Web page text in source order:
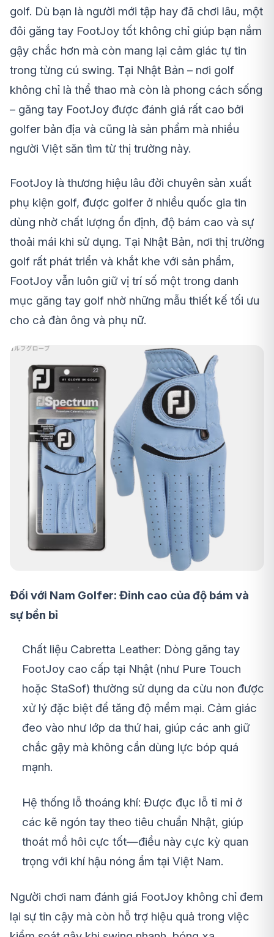
golf. Dù bạn là người mới tập hay đã chơi lâu, một
đôi găng tay FootJoy tốt không chỉ giúp bạn nắm
gậy chắc hơn mà còn mang lại cảm giác tự tin
trong từng cú swing. Tại Nhật Bản – nơi golf
không chỉ là thể thao mà còn là phong cách sống
– găng tay FootJoy được đánh giá rất cao bởi
golfer bản địa và cũng là sản phẩm mà nhiều
người Việt săn tìm từ thị trường này.
FootJoy là thương hiệu lâu đời chuyên sản xuất
phụ kiện golf, được golfer ở nhiều quốc gia tin
dùng nhờ chất lượng ổn định, độ bám cao và sự
thoải mái khi sử dụng. Tại Nhật Bản, nơi thị trường
golf rất phát triển và khắt khe với sản phẩm,
FootJoy vẫn luôn giữ vị trí số một trong danh
mục găng tay golf nhờ những mẫu thiết kế tối ưu
cho cả đàn ông và phụ nữ.
Đối với Nam Golfer: Đỉnh cao của độ bám và
sự bền bỉ
Chất liệu Cabretta Leather: Dòng găng tay
FootJoy cao cấp tại Nhật (như Pure Touch
hoặc StaSof) thường sử dụng da cừu non được
xử lý đặc biệt để tăng độ mềm mại. Cảm giác
đeo vào như lớp da thứ hai, giúp các anh giữ
chắc gậy mà không cần dùng lực bóp quá
mạnh.
Hệ thống lỗ thoáng khí: Được đục lỗ tỉ mỉ ở
các kẽ ngón tay theo tiêu chuẩn Nhật, giúp
thoát mồ hôi cực tốt—điều này cực kỳ quan
trọng với khí hậu nóng ẩm tại Việt Nam.
Người chơi nam đánh giá FootJoy không chỉ đem
lại sự tin cậy mà còn hỗ trợ hiệu quả trong việc